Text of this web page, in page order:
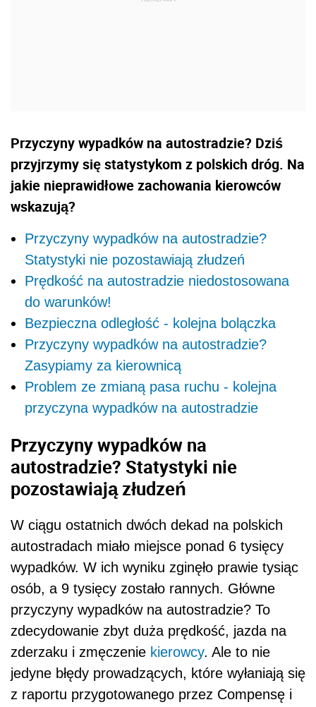
Przyczyny wypadków na autostradzie? Dziś
przyjrzymy się statystykom z polskich dróg. Na
jakie nieprawidłowe zachowania kierowców
wskazują?
Przyczyny wypadków na autostradzie?
Statystyki nie pozostawiają złudzeń
Prędkość na autostradzie niedostosowana
do warunków!
Bezpieczna odległość - kolejna bolączka
Przyczyny wypadków na autostradzie?
Zasypiamy za kierownicą
Problem ze zmianą pasa ruchu - kolejna
przyczyna wypadków na autostradzie
Przyczyny wypadków na
autostradzie? Statystyki nie
pozostawiają złudzeń
W ciągu ostatnich dwóch dekad na polskich
autostradach miało miejsce ponad 6 tysięcy
wypadków. W ich wyniku zginęło prawie tysiąc
osób, a 9 tysięcy zostało rannych. Główne
przyczyny wypadków na autostradzie? To
zdecydowanie zbyt duża prędkość, jazda na
zderzaku i zmęczenie kierowcy. Ale to nie
jedyne błędy prowadzących, które wyłaniają się
z raportu przygotowanego przez Compensę i